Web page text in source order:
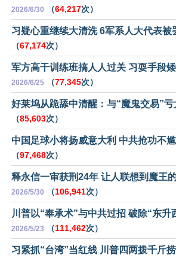
2026/6/30 （64,217次）
习疑心重继续大清洗 6军系人大代表被
（67,174次）
军方高干训练班搞人人过关 习耍手段
2026/6/25 （77,345次）
好莱坞从跪舔中清醒：与“魔鬼交易”亏
（85,603次）
中国足球小将扬威意大利 中共抢功不
（97,468次）
释永信一审获刑24年 让人联想到魔王
2026/5/30 （106,941次）
川普以“奉承术”与中共过招 破除“东升
2026/5/23 （111,462次）
习紧抓“台湾”当红线 川普四两拨千斤